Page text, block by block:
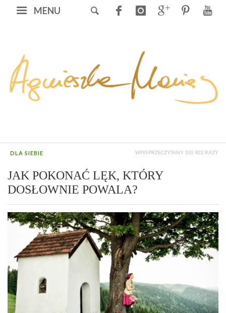
MENU
DLA SIEBIE WPIS PRZECZYTANY 100 922 RAZY
JAK POKONAĆ LĘK, KTÓRY
DOSŁOWNIE POWALA?